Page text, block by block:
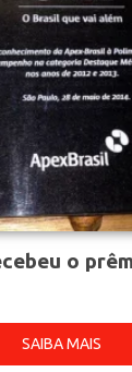
o
SAIBA MAIS